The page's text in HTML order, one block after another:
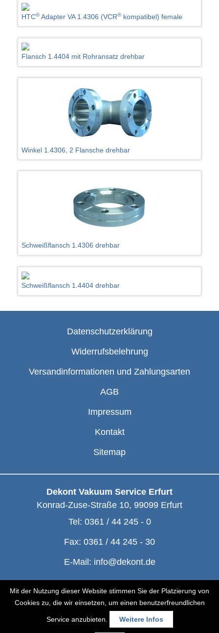
Mit der Nutzung dieser Website stimmen Sie der Platzierung von
Cookies zu, die wir einsetzen, um einen benutzerfreundlichen
Service anzubieten. Weitere Infos
HTC® Adapter VA 1.4306 (VCR® kompatibel) female
Flansch 1.4404 mit Rohransatz drehbar
Winkel 1.4306, 2 Flansche drehbar
Schweißflansch 1.4306 drehbar
Schweißflansch 1.4404 drehbar
Datenschutzerklärung
Widerrufsbelehrung
Versandinformationen und Zahlungsarten
AGB
Impressum
Kontakt
Sitemap
Dekont Vakuum Service Erfurt
Konrad-Zuse-Straße 10, 99099 Erfurt
Tel: 0361 / 44 245 - 0
Fax: 0361 / 44 245 - 30
E-Mail: info@dekont.de
© Dekont 1991 - 2026